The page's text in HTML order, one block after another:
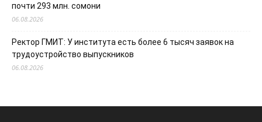
почти 293 млн. сомони
06.08.2026
Ректор ГМИТ: У института есть более 6 тысяч заявок на
трудоустройство выпускников
06.08.2026